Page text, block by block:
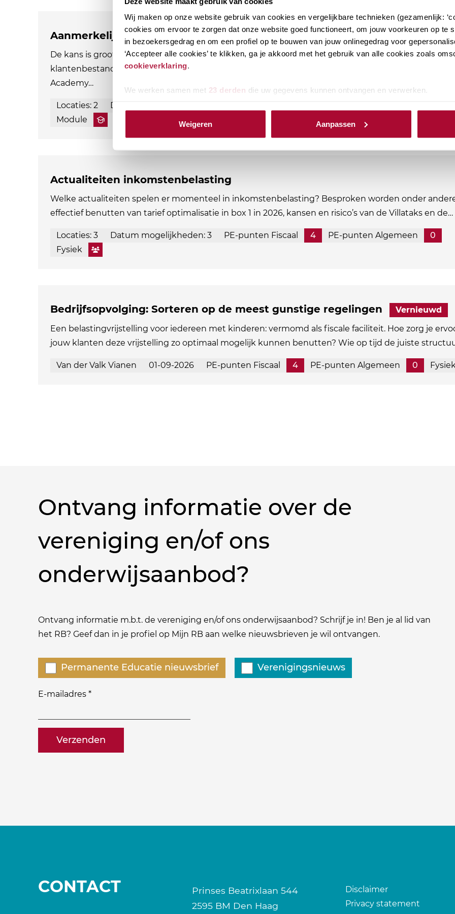
Wij maken op onze website gebruik van cookies en vergelijkbare technieken (gezamenlijk:
cookies om ervoor te zorgen dat onze website goed functioneert, om jouw voorkeuren op te
in bezoekersgedrag en om een profiel op te bouwen van jouw onlinegedrag voor
‘Accepteer alle cookies’ te klikken, ga je akkoord met het gebruik van alle cookies zoals
cookieverklaring.
We werken samen met 23 derden die uw gegevens kunnen ontvangen en verwerken.
Weigeren Aanpassen
Aanmerkelijk belang en terbeschikkingstellingsregeling
De kans is groot dat aandeelhouders met een aanmerkelijk belang onderdeel zijn van jouw
klantenbestand. Als adviseur ben je natuurlijk op de hoogte van de laatste ontwikkelingen. Bij RB
Academy…
Locaties: 2 Datum mogelijkheden: 3
Module
Actualiteiten inkomstenbelasting
Welke actualiteiten spelen er momenteel in inkomstenbelasting? Besproken worden onder
effectief benutten van tarief optimalisatie in box 1 in 2026, kansen en risico’s van de Villataks en de…
Locaties: 3 Datum mogelijkheden: 3 PE-punten Fiscaal 4 PE-punten Algemeen
0
Fysiek
Bedrijfsopvolging: Sorteren op de meest gunstige regelingen
Vernieuwd
Een belastingvrijstelling voor iedereen met kinderen: vermomd als fiscale faciliteit. Hoe zorg je
jouw klanten deze vrijstelling zo optimaal mogelijk kunnen benutten? Wie op tijd de juiste
Van der Valk Vianen 01-09-2026 PE-punten Fiscaal 4 PE-punten Algemeen 0 Fysiek
Ontvang informatie over de
vereniging en/of ons
onderwijsaanbod?
Ontvang informatie m.b.t. de vereniging en/of ons onderwijsaanbod? Schrijf je in! Ben je al lid van
het RB? Geef dan in je profiel op Mijn RB aan welke nieuwsbrieven je wil ontvangen.
E-mailadres *
naam@bedrijf.nl
Welke
nieuwsbrieven
zou
willen
ontvangen?
Permanente Educatie nieuwsbrief Verenigingsnieuws
CONTACT
Prinses Beatrixlaan 544
2595 BM Den Haag
Disclaimer
Privacy statement